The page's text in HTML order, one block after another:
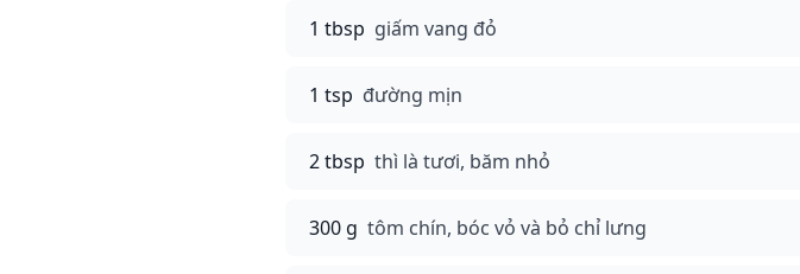
1 tbsp giấm vang đỏ
1 tsp đường mịn
2 tbsp thì là tươi, băm nhỏ
300 g tôm chín, bóc vỏ và bỏ chỉ lưng